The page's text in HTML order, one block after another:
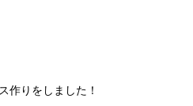
作りをしました！